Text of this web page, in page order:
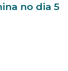
no dia 5